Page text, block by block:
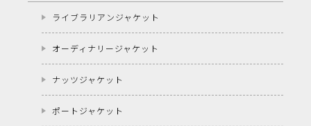
ライブラリアンジャケット
オーディナリージャケット
ナッツジャケット
ポートジャケット